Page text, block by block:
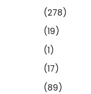
(278)
(19)
(1)
(17)
(89)